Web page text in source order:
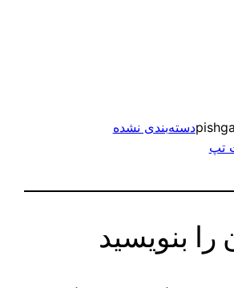
دسته‌بندی نشده
تپ
را بنویسید